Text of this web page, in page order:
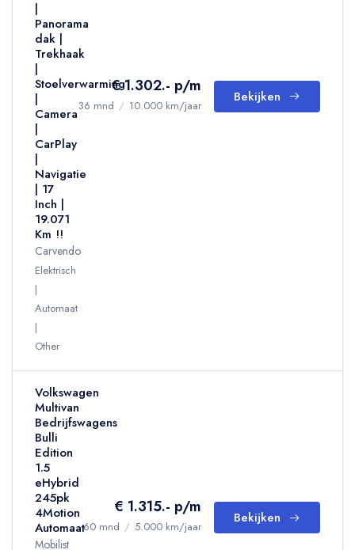
|
Panorama
dak |
Trekhaak
|
Stoelverwarming
|
Camera
|
CarPlay
|
Navigatie
| 17
Inch |
19.071
Km !!
Carvendo
Elektrisch
Automaat
Other
€ 1.302.- p/m
36 mnd / 10.000 km/jaar
Bekijken
Volkswagen
Multivan
Bedrijfswagens
Bulli
Edition
1.5
eHybrid
245pk
4Motion
Automaat
Mobilist
€ 1.315.- p/m
60 mnd / 5.000 km/jaar
Bekijken